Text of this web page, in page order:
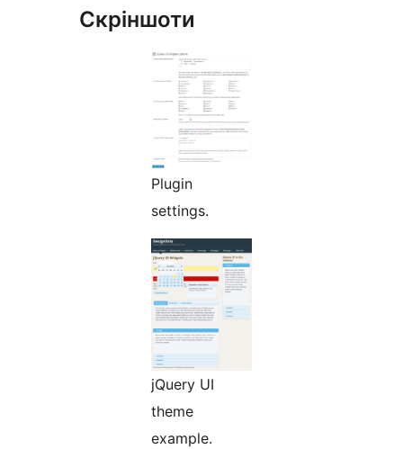
Скріншоти
Plugin
settings.
jQuery UI
theme
example.